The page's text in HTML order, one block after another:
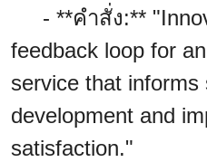
- **คำสั่ง:**
feedback loop for
service that informs
development and
satisfaction."